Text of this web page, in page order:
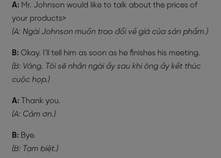
A: Mr. Johnson would like to talk about the prices of
your products>
(A: Ngài Johnson muốn trao đổi về giá của sản phẩm.)
B: Okay. I'll tell him as soon as he finishes his meeting.
(B: Vâng. Tôi sẽ nhắn ngài ấy sau khi ông ấy kết thúc
cuộc họp.)
A:
Thank you.
(A: Cảm ơn.)
B: Bye.
(B: Tạm biệt.)